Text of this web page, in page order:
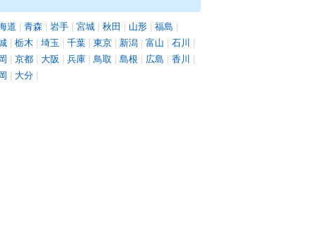
道 | 青森 | 岩手 | 宮城 | 秋田 | 山形 | 福島 |
| 栃木 | 埼玉 | 千葉 | 東京 | 新潟 | 富山 | 石川 |
| 京都 | 大阪 | 兵庫 | 鳥取 | 島根 | 広島 | 香川 |
| 大分 |